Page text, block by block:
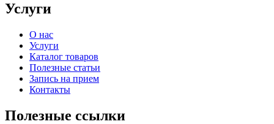
Услуги
О нас
Услуги
Каталог товаров
Полезные статьи
Запись на прием
Контакты
Полезные ссылки